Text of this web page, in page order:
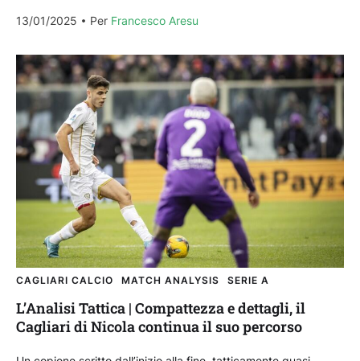
13/01/2025
Per Francesco Aresu
CAGLIARI CALCIO MATCH ANALYSIS SERIE A
L’Analisi Tattica | Compattezza e dettagli, il
Cagliari di Nicola continua il suo percorso